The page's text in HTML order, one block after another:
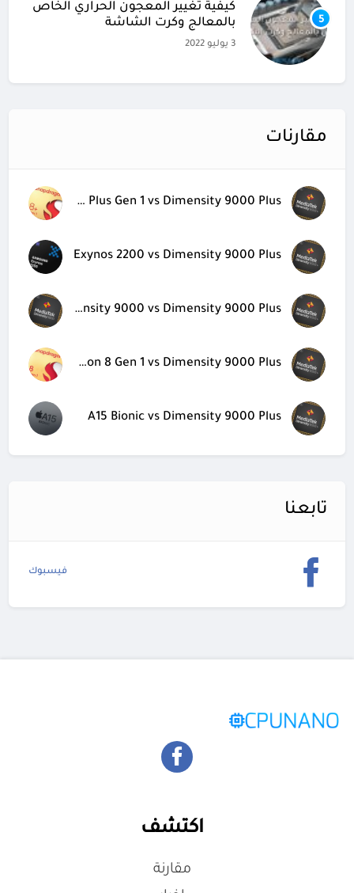
5
كيفية تغيير المعجون الحراري الخاص
بالمعالج وكرت الشاشة
3 يوليو 2022
مقارنات
Snapdragon 8 Plus Gen 1 vs Dimensity 9000 Plus
Exynos 2200 vs Dimensity 9000 Plus
Dimensity 9000 vs Dimensity 9000 Plus
Snapdragon 8 Gen 1 vs Dimensity 9000 Plus
A15 Bionic vs Dimensity 9000 Plus
تابعنا
فيسبوك
اكتشف
مقارنة